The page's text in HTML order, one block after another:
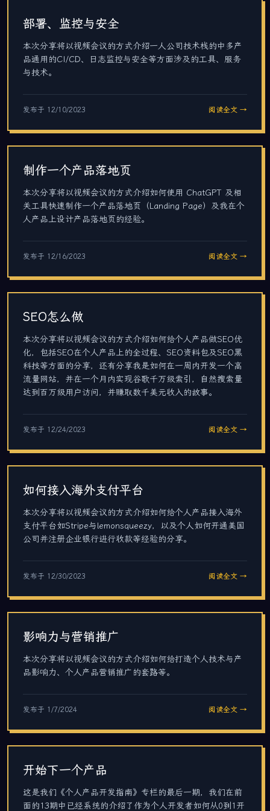
部署、监控与安全
本次分享将以视频会议的方式介绍一人公司技术栈的中多产
品通用的CI/CD、日志监控与安全等方面涉及的工具、服务
与技术。
发布于 12/10/2023 阅读全文 →
制作一个产品落地页
本次分享将以视频会议的方式介绍如何使用 ChatGPT 及相
关工具快速制作一个产品落地页（Landing Page）及我在个
人产品上设计产品落地页的经验。
发布于 12/16/2023 阅读全文 →
SEO怎么做
本次分享将以视频会议的方式介绍如何给个人产品做SEO优
化，包括SEO在个人产品上的全过程、SEO资料包及SEO黑
科技等方面的分享，还有分享我是如何在一周内开发一个高
流量网站，并在一个月内实现谷歌千万级索引，自然搜索量
达到百万级用户访问，并赚取数千美元收入的故事。
发布于 12/24/2023 阅读全文 →
如何接入海外支付平台
本次分享将以视频会议的方式介绍如何给个人产品接入海外
支付平台如Stripe与lemonsqueezy，以及个人如何开通美国
公司并注册企业银行进行收款等经验的分享。
发布于 12/30/2023 阅读全文 →
影响力与营销推广
本次分享将以视频会议的方式介绍如何给打造个人技术与产
品影响力、个人产品营销推广的套路等。
发布于 1/7/2024 阅读全文 →
开始下一个产品
这是我们《个人产品开发指南》专栏的最后一期，我们在前
面的13期中已经系统的介绍了作为个人开发者如何从0到1开